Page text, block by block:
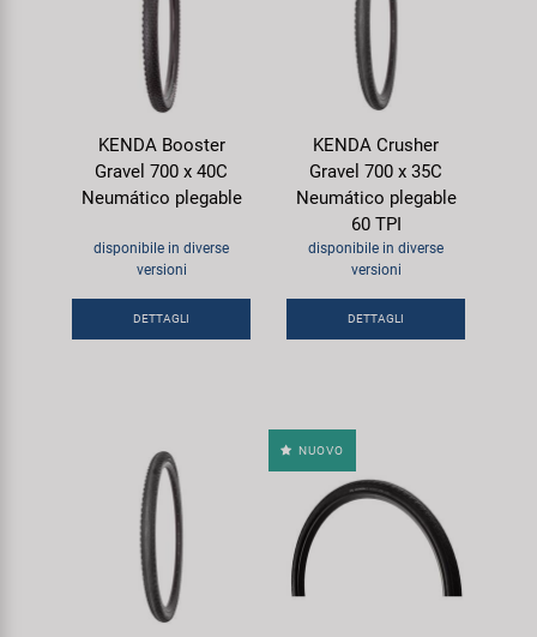
KENDA Booster
Gravel 700 x 40C
Neumático plegable
disponibile in diverse
versioni
DETTAGLI
KENDA Crusher
Gravel 700 x 35C
Neumático plegable
60 TPI
disponibile in diverse
versioni
DETTAGLI
NUOVO